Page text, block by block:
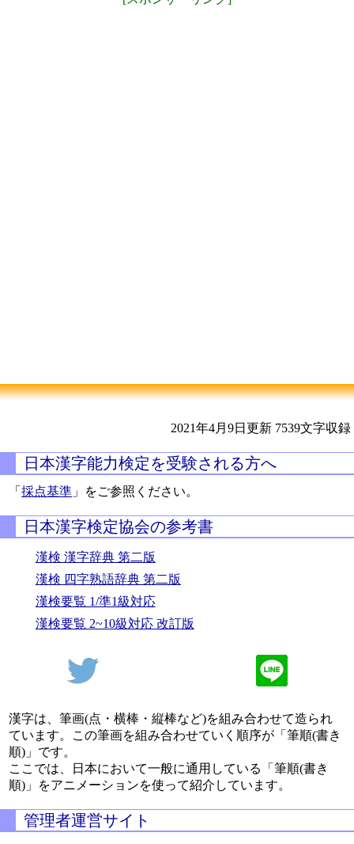
2021年4月9日更新 7539文字収録
日本漢字能力検定を受験される方へ
「採点基準 」をご参照ください。
日本漢字検定協会の参考書
漢検 漢字辞典 第二版
漢検 四字熟語辞典 第二版
漢検要覧 1/準1級対応
漢検要覧 2~10級対応 改訂版
漢字は、筆画(点・横棒・縦棒など)を組み合わせて造られ
ています。この筆画を組み合わせていく順序が「筆順(書き
順)」です。
ここでは、日本において一般に通用している「筆順(書き
順)」をアニメーションを使って紹介しています。
管理者運営サイト